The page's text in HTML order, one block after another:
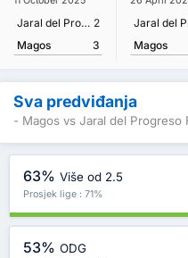
Jaral del Progreso FC Ocoteros de Cueramaro 2
Magos
3
Magos
Sva predviđanja
- Magos vs Jaral del Progreso
63% Više od 2.5
Prosjek lige : 71%
53% ODG